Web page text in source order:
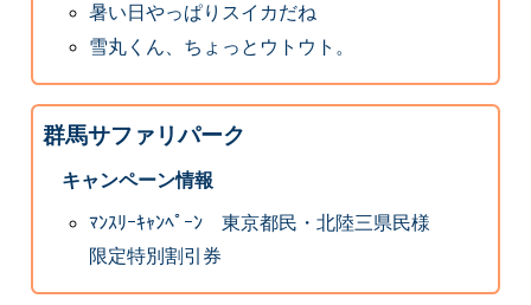
暑い日やっぱりスイカだね
雪丸くん、ちょっとウトウト。
群馬サファリパーク
キャンペーン情報
ﾏﾝｽﾘｰｷｬﾝﾍﾟｰﾝ 東京都民・北陸三県民様
限定特別割引券